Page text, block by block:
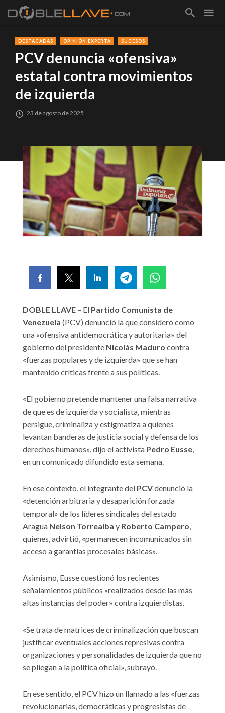
DESTACADAS OPINIÓN EXPERTA SUCESOS
PCV denuncia «ofensiva»
estatal contra movimientos
de izquierda
23 de agosto de 2025
DOBLE LLAVE – El Partido Comunista de
Venezuela (PCV) denunció la que consideró como
una «ofensiva antidemocrática y autoritaria» del
gobierno del presidente Nicolás Maduro contra
«fuerzas populares y de izquierda» que se han
mantenido críticas frente a sus políticas.
«El gobierno pretende mantener una falsa narrativa
de que es de izquierda y socialista, mientras
persigue, criminaliza y estigmatiza a quienes
levantan banderas de justicia social y defensa de los
derechos humanos», dijo el activista Pedro Eusse,
en un comunicado difundido esta semana.
En ese contexto, el integrante del PCVdenunció la
«detención arbitraria y desaparición forzada
temporal» de los líderes sindicales del estado
Aragua Nelson Torrealba y Roberto Campero,
quienes, advirtió, «permanecen incomunicados sin
acceso a garantías procesales básicas».
Asimismo, Eusse cuestionó los recientes
señalamientos públicos «realizados desde las más
altas instancias del poder» contra izquierdistas.
«Se trata de matrices de criminalización que buscan
justificar eventuales acciones represivas contra
organizaciones y personalidades de izquierda que no
se pliegan a la política oficial», subrayó.
En ese sentido, el PCV hizo un llamado a las «fuerzas
revolucionarias, democráticas y progresistas de